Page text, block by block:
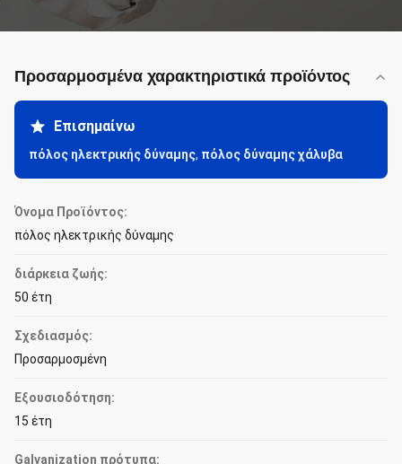
Προσαρμοσμένα χαρακτηριστικά προϊόντος
Επισημαίνω
πόλος ηλεκτρικής δύναμης, πόλος δύναμης χάλυβα
Όνομα Προϊόντος:
πόλος ηλεκτρικής δύναμης
διάρκεια ζωής:
50 έτη
Σχεδιασμός:
Προσαρμοσμένη
Εξουσιοδότηση:
15 έτη
Galvanization πρότυπα: